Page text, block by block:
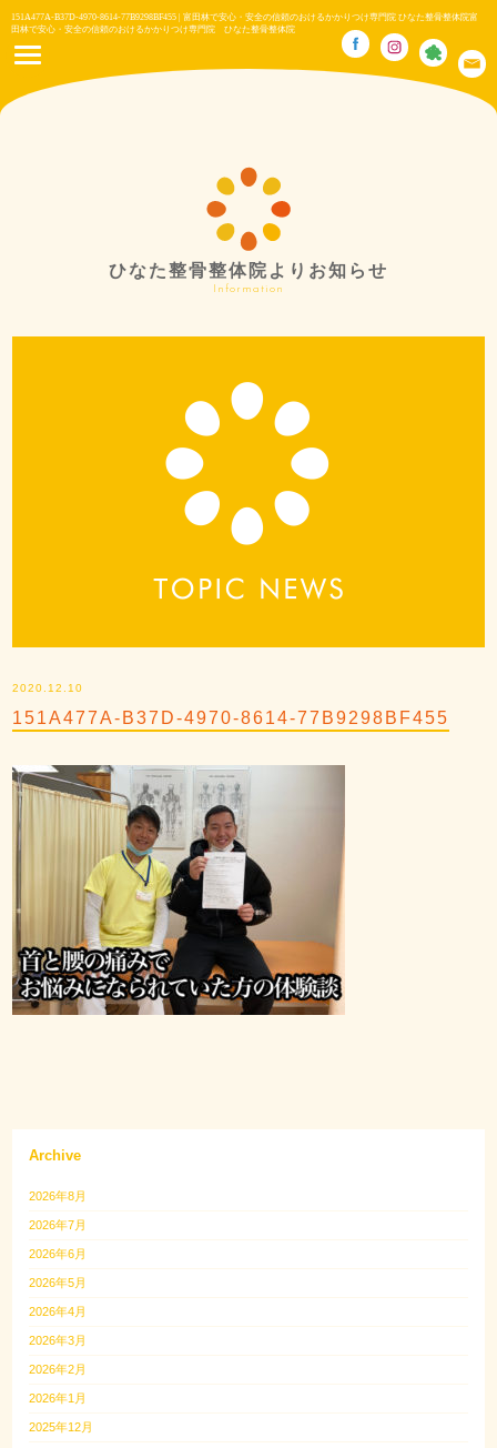
151A477A-B37D-4970-8614-77B9298BF455 | 富田林で安心・安全の信頼のおけるかかりつけ専門院 ひなた整骨整体院富
田林で安心・安全の信頼のおけるかかりつけ専門院 ひなた整骨整体院
ひなた整骨整体院よりお知らせ
Information
2020.12.10
151A477A-B37D-4970-8614-77B9298BF455
Archive
2026年8月
2026年7月
2026年6月
2026年5月
2026年4月
2026年3月
2026年2月
2026年1月
2025年12月